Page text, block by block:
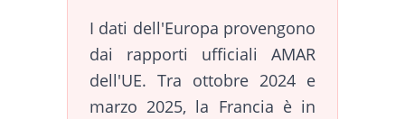
I dati dell'Europa provengono
dai rapporti ufficiali AMAR
dell'UE. Tra ottobre 2024 e
marzo 2025, la Francia è in